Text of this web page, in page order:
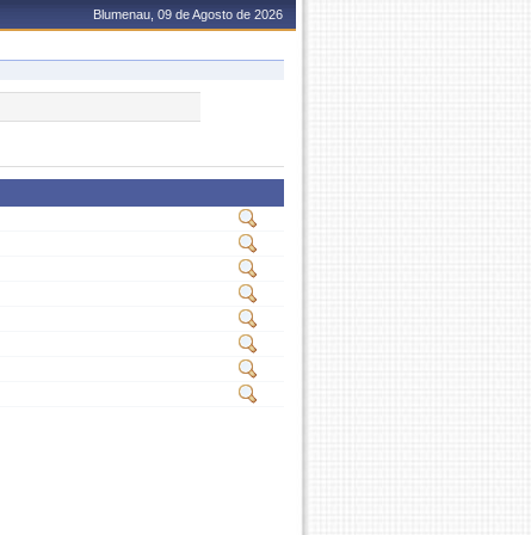
Blumenau, 09 de Agosto de 2026